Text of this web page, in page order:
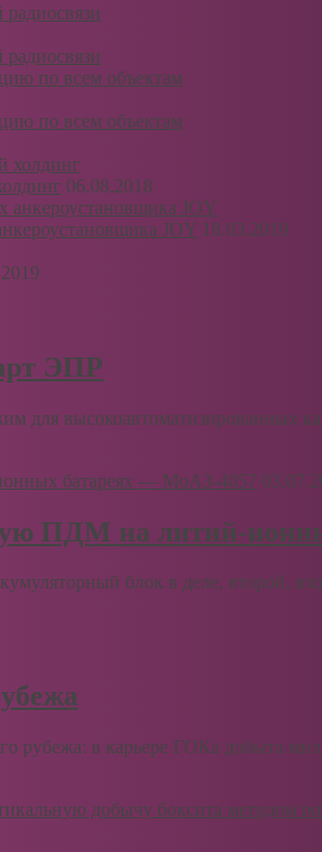
радиосвязи
радиосвязи
по всем объектам
по всем объектам
06.08.2018
JOY 18.03.2019
ЭПР
для высокоавтоматизированных
ПДМ на литий-
блок в деле, второй,
в карьере ГОКа добыта